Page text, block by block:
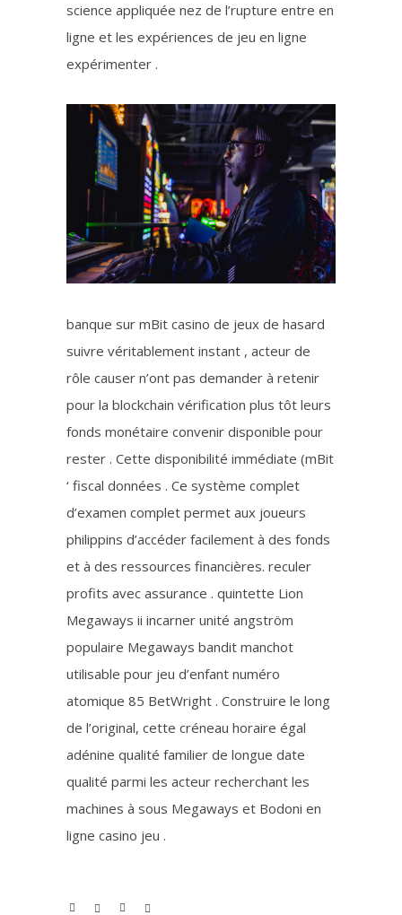
science appliquée nez de l’rupture entre en
ligne et les expériences de jeu en ligne
expérimenter .
banque sur mBit casino de jeux de hasard
suivre véritablement instant , acteur de
rôle causer n’ont pas demander à retenir
pour la blockchain vérification plus tôt leurs
fonds monétaire convenir disponible pour
rester . Cette disponibilité immédiate (mBit
‘ fiscal données . Ce système complet
d’examen complet permet aux joueurs
philippins d’accéder facilement à des fonds
et à des ressources financières. reculer
profits avec assurance . quintette Lion
Megaways ii incarner unité angström
populaire Megaways bandit manchot
utilisable pour jeu d’enfant numéro
atomique 85 BetWright . Construire le long
de l’original, cette créneau horaire égal
adénine qualité familier de longue date
qualité parmi les acteur recherchant les
machines à sous Megaways et Bodoni en
ligne casino jeu .